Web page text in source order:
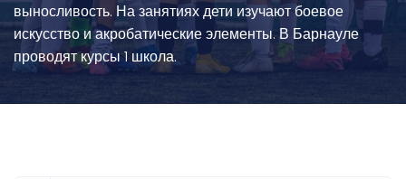
выносливость. На занятиях дети изучают боевое
искусство и акробатические элементы. В Барнауле
проводят курсы 1 школа.